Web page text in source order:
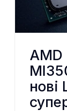
AMD
нові